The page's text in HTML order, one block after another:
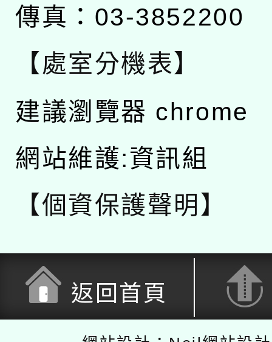
傳真：03-3852200
【處室分機表】
建議瀏覽器 chrome
網站維護:資訊組
【個資保護聲明】
返回首頁